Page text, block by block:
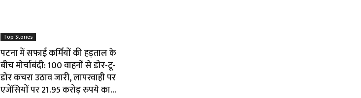
Top Stories
पटना में सफाई कर्मियों की हड़ताल के
बीच मोर्चाबंदी: 100 वाहनों से डोर-टू-
डोर कचरा उठाव जारी, लापरवाही पर
एजेंसियों पर 21.95 करोड़ रुपये का...